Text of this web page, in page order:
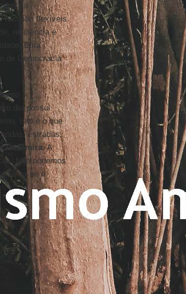
na
, não são flexíveis.
resiliência e
Esta
de Democracia
dia possui
Isto é o que
estradas,
Caxemira. A
Não podemos
torna-se o